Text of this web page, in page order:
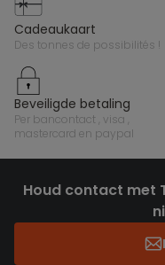
cadeaukaart
des tonnes de possibilités !
beveiligde betaling
per bancontact , visa ,
mastercard en paypal
Houd contact met